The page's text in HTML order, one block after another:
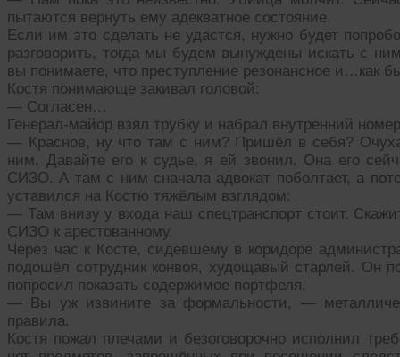
пытаются вернуть ему адекватное состояние.
Если им это сделать не удастся, нужно будет
разговорить, тогда мы будем вынуждены искать с
вы понимаете, что преступление резонансное и…как
Костя понимающе закивал головой:
— Согласен…
Генерал-майор взял трубку и набрал внутренний
— Краснов, ну что там с ним? Пришёл в себя?
ним. Давайте его к судье, я ей звонил. Она его
СИЗО. А там с ним сначала адвокат поболтает, а
уставился на Костю тяжёлым взглядом:
— Там внизу у входа наш спецтранспорт стоит.
СИЗО к арестованному.
Через час к Косте, сидевшему в коридоре
подошёл сотрудник конвоя, худощавый старлей. Он
попросил показать содержимое портфеля.
— Вы уж извините за формальности, —
правила.
Костя пожал плечами и безоговорочно исполнил